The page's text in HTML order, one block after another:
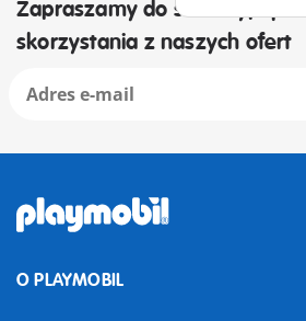
Zapraszamy do subskrypcji
skorzystania z naszych ofert
O PLAYMOBIL